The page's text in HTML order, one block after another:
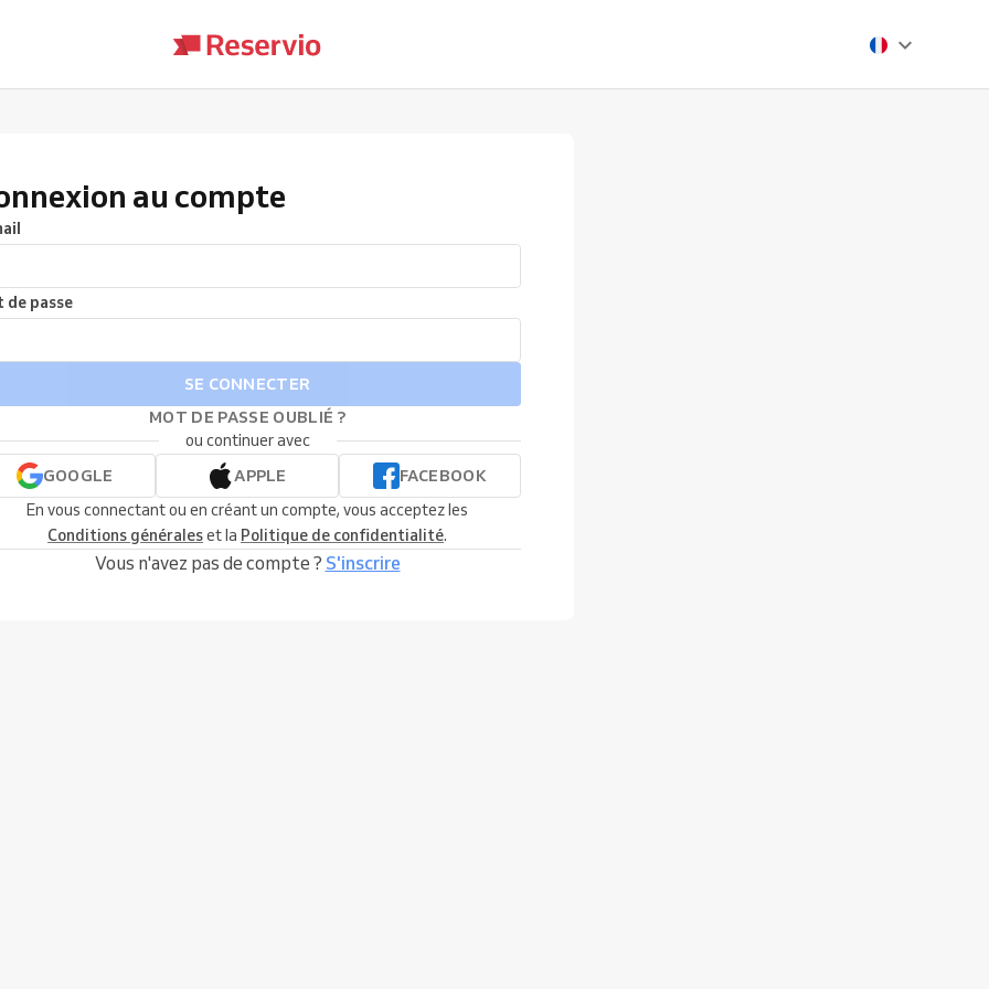
au compte
de passe
SE CONNECTER
MOT DE PASSE OUBLIÉ ?
ou continuer avec
GOOGLE
APPLE
FACEBOOK
En vous connectant ou en créant un compte, vous acceptez les
Conditions généraleset la Politique de confidentialité.
Vous n'avez pas de compte ? S'inscrire